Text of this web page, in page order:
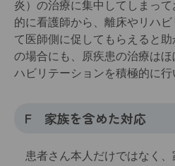
炎）の治療に集中してしまっ
的に看護師から、離床やリハ
て医師側に促してもらえると
の場合にも、原疾患の治療は
ハビリテーションを積極的に行
F 家族を含めた対応
患者さん本人だけではなく、